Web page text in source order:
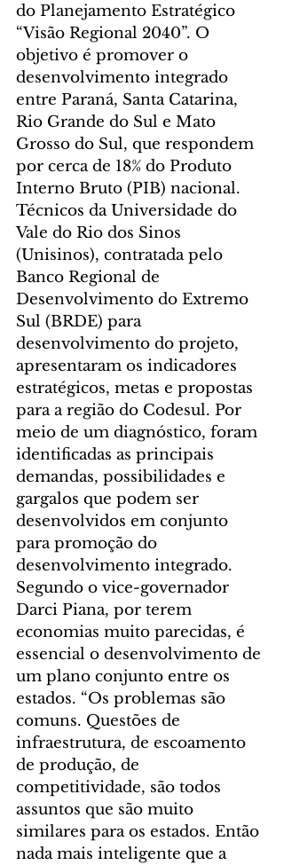
do Planejamento Estratégico
“Visão Regional 2040”. O
objetivo é promover o
desenvolvimento integrado
entre Paraná, Santa Catarina,
Rio Grande do Sul e Mato
Grosso do Sul, que respondem
por cerca de 18% do Produto
Interno Bruto (PIB) nacional.
Técnicos da Universidade do
Vale do Rio dos Sinos
(Unisinos), contratada pelo
Banco Regional de
Desenvolvimento do Extremo
Sul (BRDE) para
desenvolvimento do projeto,
apresentaram os indicadores
estratégicos, metas e propostas
para a região do Codesul. Por
meio de um diagnóstico, foram
identificadas as principais
demandas, possibilidades e
gargalos que podem ser
desenvolvidos em conjunto
para promoção do
desenvolvimento integrado.
Segundo o vice-governador
Darci Piana, por terem
economias muito parecidas, é
essencial o desenvolvimento de
um plano conjunto entre os
estados. “Os problemas são
comuns. Questões de
infraestrutura, de escoamento
de produção, de
competitividade, são todos
assuntos que são muito
similares para os estados. Então
nada mais inteligente que a